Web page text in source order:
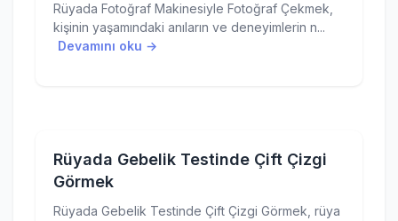
Rüyada Fotoğraf Makinesiyle Fotoğraf Çekmek,
kişinin yaşamındaki anıların ve deneyimlerin n...
Devamını oku →
Rüyada Gebelik Testinde Çift Çizgi
Görmek
Rüyada Gebelik Testinde Çift Çizgi Görmek, rüya